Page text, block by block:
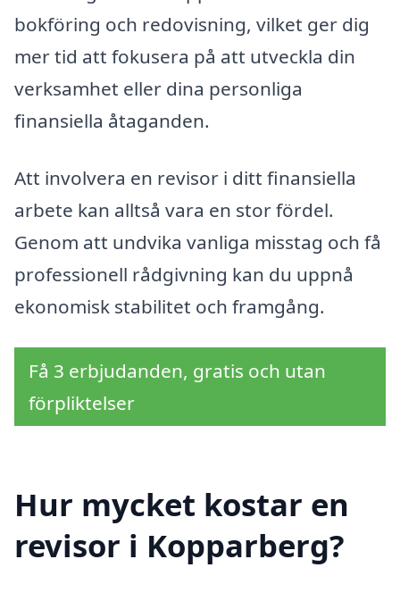
bokföring och redovisning, vilket ger dig
mer tid att fokusera på att utveckla din
verksamhet eller dina personliga
finansiella åtaganden.
Att involvera en revisor i ditt finansiella
arbete kan alltså vara en stor fördel.
Genom att undvika vanliga misstag och få
professionell rådgivning kan du uppnå
ekonomisk stabilitet och framgång.
Få 3 erbjudanden, gratis och utan
förpliktelser
Hur mycket kostar en
revisor i Kopparberg?